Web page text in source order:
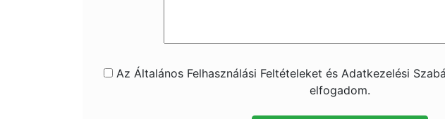
Az Általános Felhasználási Feltételeket és Adatkezelési
elfogadom.